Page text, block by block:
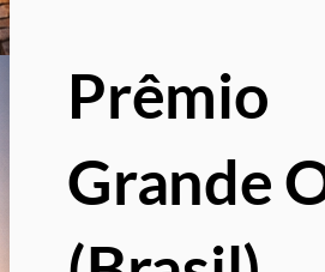
Prêmio
Grande